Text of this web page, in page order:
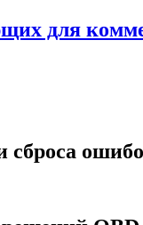
для